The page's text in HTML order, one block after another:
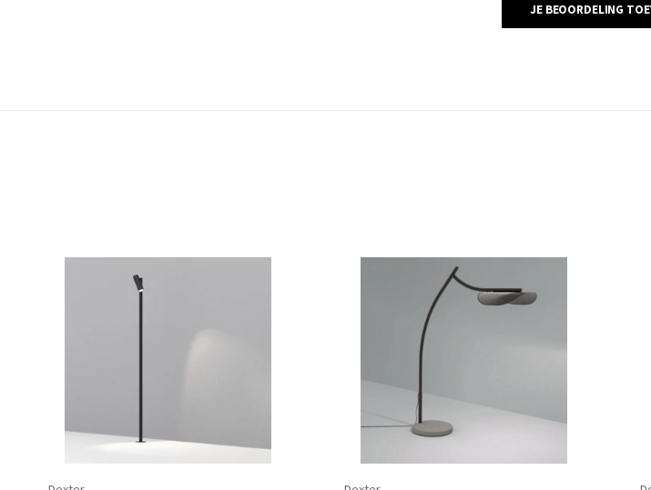
JE BEOORDELING